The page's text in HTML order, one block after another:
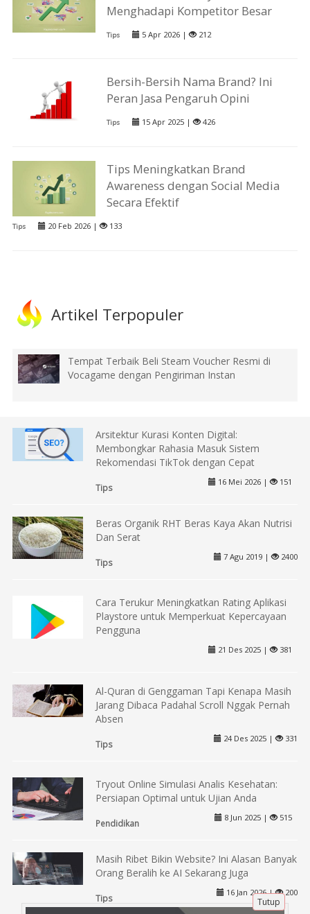
Menghadapi Kompetitor Besar
Tips 5 Apr 2026 | 212
Bersih-Bersih Nama Brand? Ini
Peran Jasa Pengaruh Opini
Tips 15 Apr 2025 | 426
Tips Meningkatkan Brand
Awareness dengan Social Media
Secara Efektif
Tips 20 Feb 2026 | 133
Artikel Terpopuler
Tempat Terbaik Beli Steam Voucher Resmi di
Vocagame dengan Pengiriman Instan
Arsitektur Kurasi Konten Digital:
Membongkar Rahasia Masuk Sistem
Rekomendasi TikTok dengan Cepat
Tips
16 Mei 2026 | 151
Beras Organik RHT Beras Kaya Akan Nutrisi
Dan Serat
Tips
7 Agu 2019 | 2400
Cara Terukur Meningkatkan Rating Aplikasi
Playstore untuk Memperkuat Kepercayaan
Pengguna
21 Des 2025 | 381
Al-Quran di Genggaman Tapi Kenapa Masih
Jarang Dibaca Padahal Scroll Nggak Pernah
Absen
Tips
24 Des 2025 | 331
Tryout Online Simulasi Analis Kesehatan:
Persiapan Optimal untuk Ujian Anda
Pendidikan
8 Jun 2025 | 515
Masih Ribet Bikin Website? Ini Alasan Banyak
Orang Beralih ke AI Sekarang Juga
Tips
16 Jan 2026 | 200
Tutup